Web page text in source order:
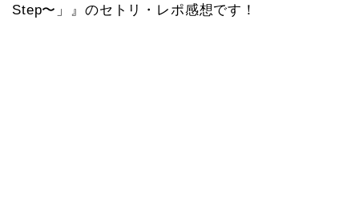
Step〜」』のセトリ・レポ感想です！